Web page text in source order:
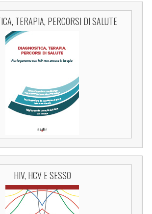
TERAPIA, PERCORSI DI SALUTE
HIV, HCV E SESSO